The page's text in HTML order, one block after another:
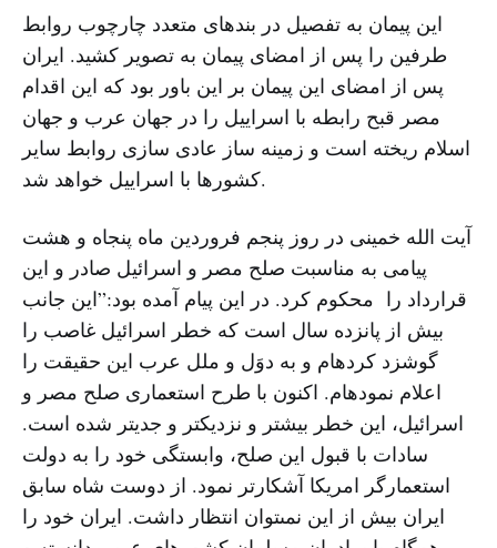
این پیمان به تفصیل در بندهای متعدد چارچوب روابط
طرفین را پس از امضای پیمان به تصویر کشید. ایران
پس از امضای این پیمان بر این باور بود که این اقدام
مصر قبح رابطه با اسراییل را در جهان عرب و جهان
اسلام ریخته است و زمینه ساز عادی سازی روابط سایر
کشورها با اسراییل خواهد شد.
آیت الله خمینی در روز پنجم فروردین ماه پنجاه و هشت
پیامی به مناسبت صلح مصر و اسرائیل صادر و این
قرارداد را محکوم کرد. در این پیام آمده بود:”این جانب
بیش از پانزده سال است که خطر اسرائیل غاصب را
گوشزد کرده‏ام و به دوَل و ملل عرب این حقیقت را
اعلام نموده‏ام. اکنون با طرح استعمارى صلح مصر و
اسرائیل، این خطر بیشتر و نزدیکتر و جدیتر شده است.
سادات با قبول این صلح، وابستگى خود را به دولت
استعمارگر امریکا آشکارتر نمود. از دوست شاه سابق
ایران بیش از این نمى‏توان انتظار داشت. ایران خود را